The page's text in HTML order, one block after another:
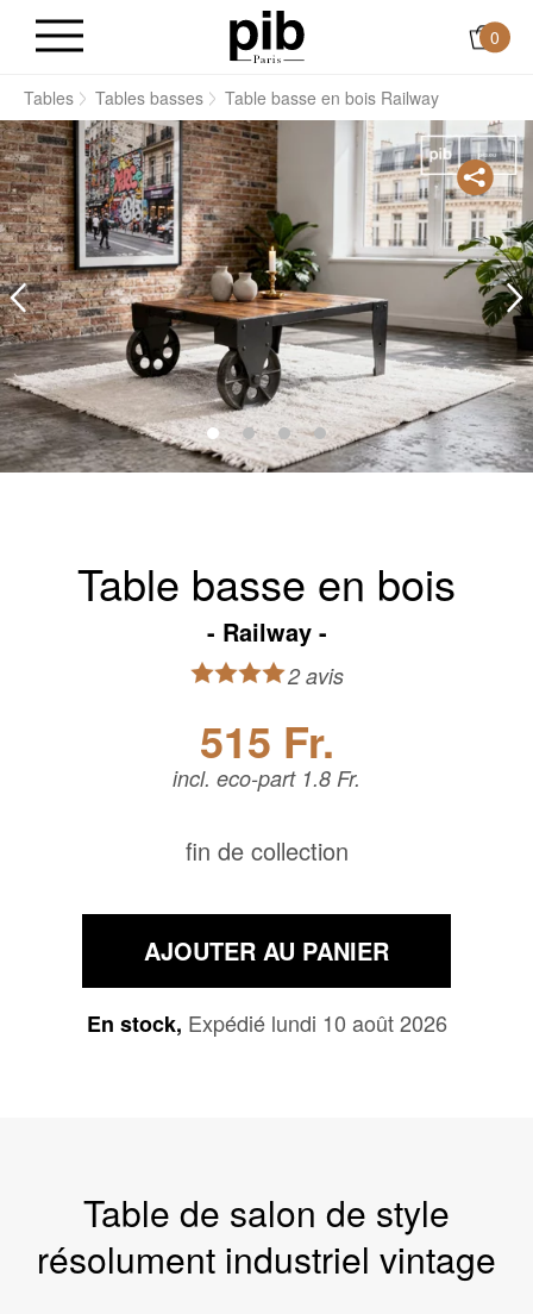
0
Tables Tables basses Table basse en bois Railway
Table basse en bois
Railway
2 avis
515 Fr.
incl. eco-part 1.8 Fr.
fin de collection
AJOUTER AU PANIER
En stock, Expédié lundi 10 août 2026
Table de salon de style
résolument industriel vintage